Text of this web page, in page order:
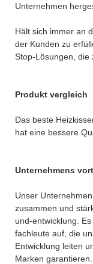
Unternehmen
Hält sich immer an
der Kunden zu
Stop-Lösungen, die
Produkt vergleich
Das beste
hat eine bessere
Unternehmens
Unser
zusammen und
und-entwicklung.
fachleute auf, die
Entwicklung leiten
Marken garantieren.